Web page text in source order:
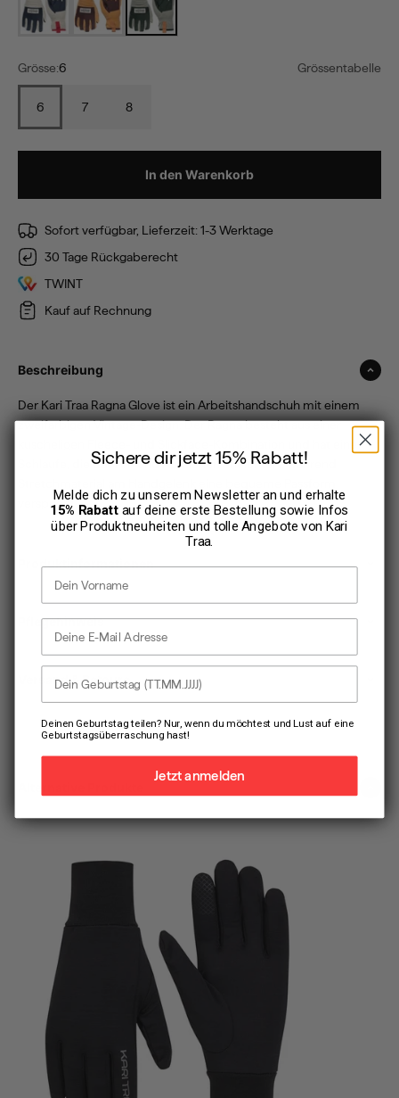
Grösse:6 Grössentabelle
6 7 8
In den Warenkorb
Sofort verfügbar, Lieferzeit: 1-3 Werktage
30 Tage Rückgaberecht
TWINT
Kauf auf Rechnung
Beschreibung
Der Kari Traa Ragna Glove ist ein Arbeitshandschuh mit einem
zweifarbigen Vintage-Design. Der Ragna besteht aus einer
Schlaufe, die das An- und Ausziehen erleichtert, während
verspricht.
Produktinformationen
Pflegehinweis
Versand & Retoure
Sichere dir jetzt 15% Rabatt!
Melde dich zu unserem Newsletter an und erhalte
15% Rabatt auf deine erste Bestellung sowie Infos
über Produktneuheiten und tolle Angebote von Kari
Traa.
E-Mail Adresse
Dein Geburtstag
Deinen Geburtstag teilen? Nur, wenn du möchtest und Lust auf eine
Geburtstagsüberraschung hast!
Jetzt anmelden